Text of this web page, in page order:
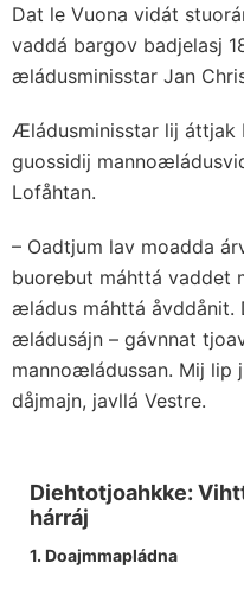
Dat le Vuona vidát
vaddá bargov badjelasj
æládusminisstar Jan
Æládusminisstar lij áttjak
guossidij
Lofåhtan.
– Oadtjum lav moadda
buorebut máhttá vaddet
æládus máhttá åvddånit.
æládusájn – gávnnat
mannoæládussan. Mij lip
dåjmajn, javllá Vestre.
Diehtotjoahkke:
hárráj
1. Doajmmapládna